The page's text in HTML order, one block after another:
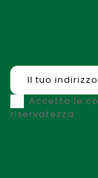
Accetto le
riservatezza